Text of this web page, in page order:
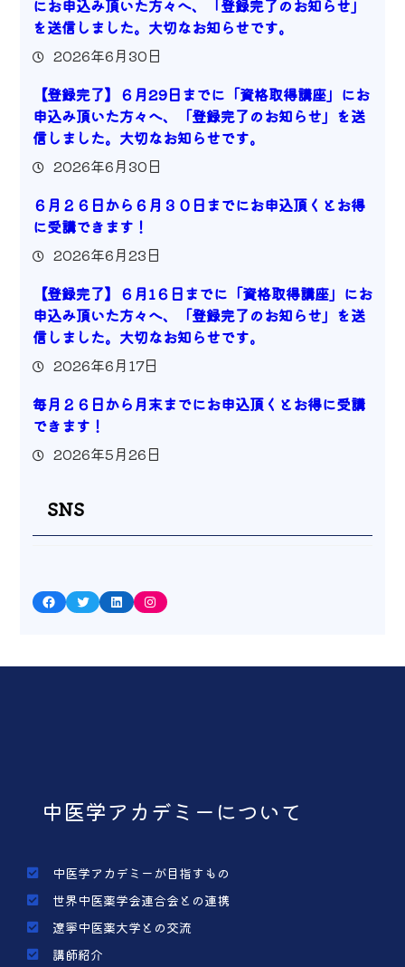
にお申込み頂いた方々へ、「登録完了のお知らせ」
を送信しました。大切なお知らせです。
2026年6月30日
【登録完了】６月29日までに「資格取得講座」にお
申込み頂いた方々へ、「登録完了のお知らせ」を送
信しました。大切なお知らせです。
2026年6月30日
６月２６日から６月３０日までにお申込頂くとお得
に受講できます！
2026年6月23日
【登録完了】６月1６日までに「資格取得講座」にお
申込み頂いた方々へ、「登録完了のお知らせ」を送
信しました。大切なお知らせです。
2026年6月17日
毎月２６日から月末までにお申込頂くとお得に受講
できます！
2026年5月26日
SNS
Facebook Twitter LinkedIn Instagram
中医学アカデミーについて
中医学アカデミーが目指すもの
世界中医薬学会連合会との連携
遼寧中医薬大学との交流
講師紹介